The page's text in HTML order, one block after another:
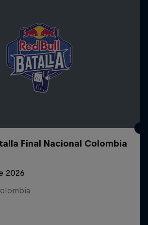
Final Nacional Colombia
2026